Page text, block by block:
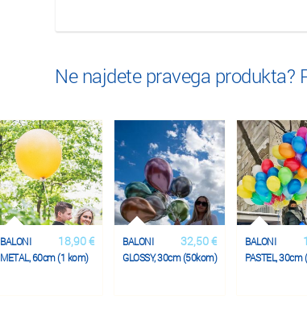
Ne najdete pravega produkta?
18,90 €
BALONI
METAL, 60cm (1 kom)
32,50 €
BALONI
GLOSSY, 30cm (50kom)
BALONI
PASTEL, 30cm